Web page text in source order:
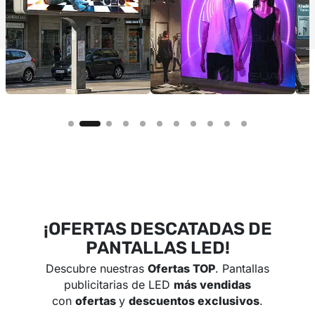
¡OFERTAS DESCATADAS DE
PANTALLAS LED!
Descubre nuestras Ofertas TOP. Pantallas
publicitarias de LED más vendidas
con ofertas y descuentos exclusivos.